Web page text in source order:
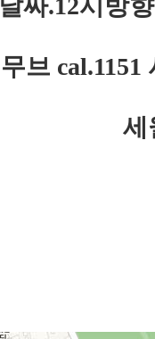
날짜.12시방
무브
세